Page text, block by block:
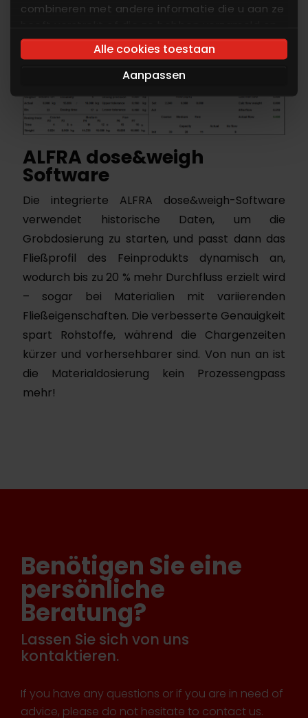
combineren met andere informatie die u aan ze
basis van uw gebruik van hun services. U gaat
akkoord met onze cookies als u onze website
Alle cookies toestaan
Aanpassen
ALFRA dose&weigh
Software
Die integrierte ALFRA dose&weigh-Software
verwendet historische Daten, um die
Grobdosierung zu starten, und passt dann das
Fließprofil des Feinprodukts dynamisch an,
wodurch bis zu 20 % mehr Durchfluss erzielt wird
– sogar bei Materialien mit variierenden
Fließeigenschaften. Die verbesserte Genauigkeit
spart Rohstoffe, während die Chargenzeiten
kürzer und vorhersehbarer sind. Von nun an ist
die Materialdosierung kein Prozessengpass
mehr!
Benötigen Sie eine
persönliche
Beratung?
Lassen Sie sich von uns
kontaktieren.
If you have any questions or if you are in need of
advice, please do not hesitate to contact us.